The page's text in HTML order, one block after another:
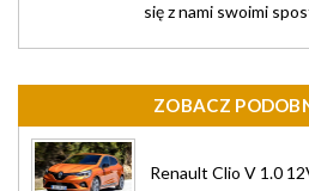
się z nami swoimi
ZOBACZ
Renault Clio V 1.0